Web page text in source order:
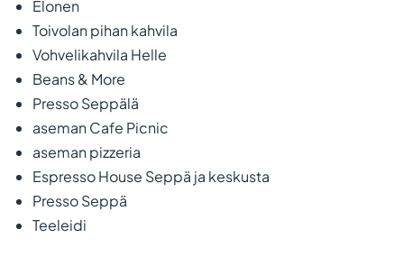
Elonen
Toivolan pihan kahvila
Vohvelikahvila Helle
Beans & More
Presso Seppälä
aseman Cafe Picnic
aseman pizzeria
Espresso House Seppä ja keskusta
Presso Seppä
Teeleidi